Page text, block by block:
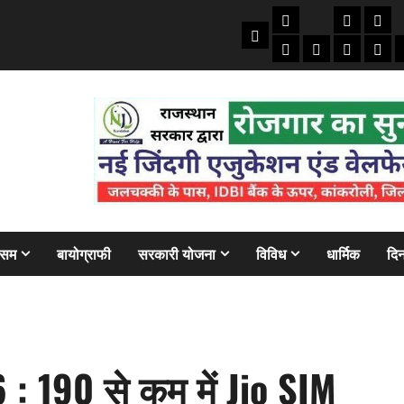
Home
तकनीकी
ऑटो
मोबाइल
क्राइम/
अजबबैंक
बायोग्राफी सरकारी योजना विविध धार्मिक
: 190 से कम में Jio SIM